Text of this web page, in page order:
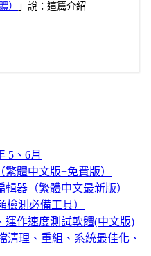
）
」說：這篇介紹
5、6月
體中文版+免費版）
器（繁體中文最新版）
檢測必備工具）
運作速度測試軟體(中文版)
清理、重組、系統最佳化、